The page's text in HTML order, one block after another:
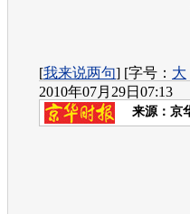
[我来说两句] [字号： 大
2010年07月29日07:13
来源： 京